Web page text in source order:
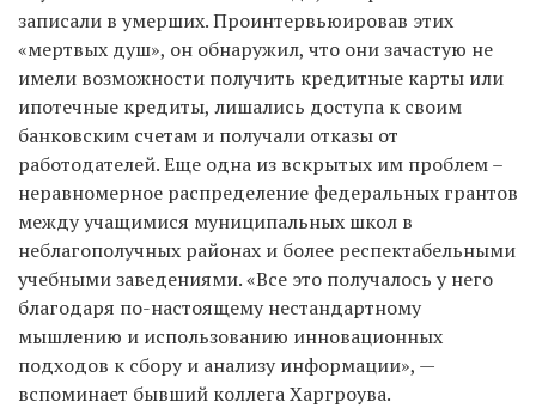
записали в умерших. Проинтервьюировав этих
«мертвых душ», он обнаружил, что они зачастую не
имели возможности получить кредитные карты или
ипотечные кредиты, лишались доступа к своим
банковским счетам и получали отказы от
работодателей. Еще одна из вскрытых им проблем –
неравномерное распределение федеральных грантов
между учащимися муниципальных школ в
неблагополучных районах и более респектабельными
учебными заведениями. «Все это получалось у него
благодаря по-настоящему нестандартному
мышлению и использованию инновационных
подходов к сбору и анализу информации», —
вспоминает бывший коллега Харгроува.